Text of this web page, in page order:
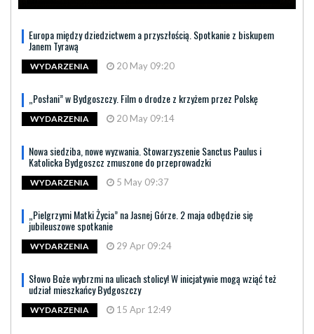
Europa między dziedzictwem a przyszłością. Spotkanie z biskupem
Janem Tyrawą
WYDARZENIA 20 May 09:20
„Posłani” w Bydgoszczy. Film o drodze z krzyżem przez Polskę
WYDARZENIA 20 May 09:14
Nowa siedziba, nowe wyzwania. Stowarzyszenie Sanctus Paulus i
Katolicka Bydgoszcz zmuszone do przeprowadzki
WYDARZENIA 5 May 09:37
„Pielgrzymi Matki Życia” na Jasnej Górze. 2 maja odbędzie się
jubileuszowe spotkanie
WYDARZENIA 29 Apr 09:24
Słowo Boże wybrzmi na ulicach stolicy! W inicjatywie mogą wziąć też
udział mieszkańcy Bydgoszczy
WYDARZENIA 15 Apr 12:49